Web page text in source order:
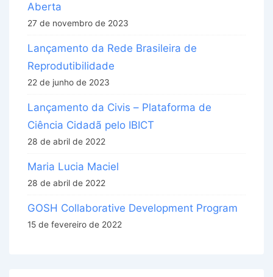
Aberta
27 de novembro de 2023
Lançamento da Rede Brasileira de
Reprodutibilidade
22 de junho de 2023
Lançamento da Civis – Plataforma de
Ciência Cidadã pelo IBICT
28 de abril de 2022
Maria Lucia Maciel
28 de abril de 2022
GOSH Collaborative Development Program
15 de fevereiro de 2022